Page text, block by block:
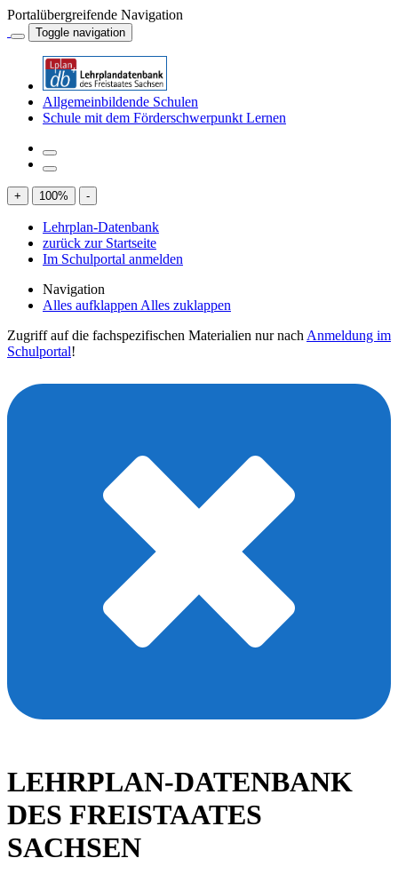
Portalübergreifende Navigation
Toggle navigation
Allgemeinbildende Schulen
Schule mit dem Förderschwerpunkt Lernen
+ 100% -
Lehrplan-Datenbank
zurück zur Startseite
Im Schulportal anmelden
Navigation
Alles aufklappen Alles zuklappen
Zugriff auf die fachspezifischen Materialien nur nach Anmeldung im
Schulportal!
LEHRPLAN-DATENBANK
DES FREISTAATES
SACHSEN